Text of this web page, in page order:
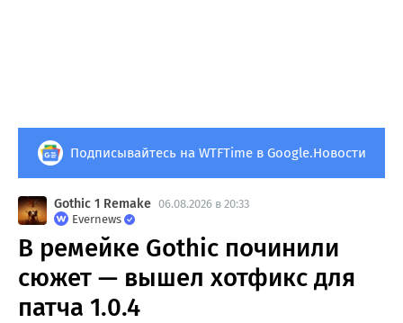
Подписывайтесь на WTFTime в Google.Новости
Gothic 1 Remake 06.08.2026 в 20:33
Evernews
В ремейке Gothic починили
сюжет — вышел хотфикс для
патча 1.0.4